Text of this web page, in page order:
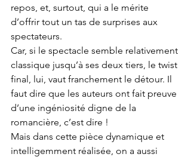
repos, et, surtout, qui a le mérite
d’offrir tout un tas de surprises aux
spectateurs.
Car, si le spectacle semble relativement
classique jusqu’à ses deux tiers, le twist
final, lui, vaut franchement le détour. Il
faut dire que les auteurs ont fait preuve
d’une ingéniosité digne de la
romancière, c’est dire !
Mais dans cette pièce dynamique et
intelligemment réalisée, on a aussi